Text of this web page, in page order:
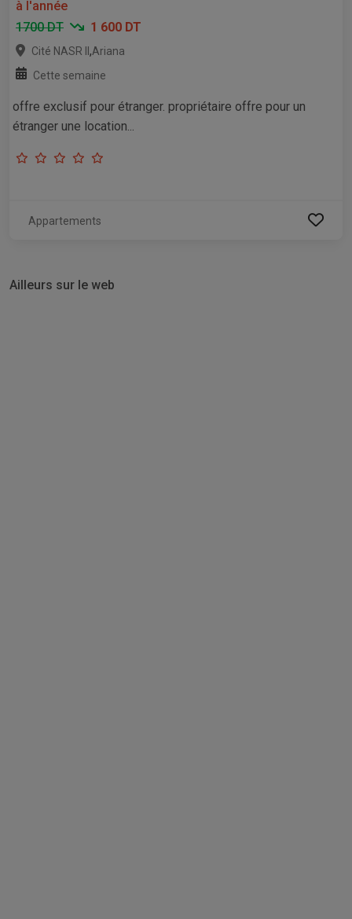
à l'année
1700 DT
1 600 DT
Cité NASR II ,Ariana
Cette semaine
offre exclusif pour étranger. propriétaire offre pour un
étranger une location...
Appartements
Ailleurs sur le web